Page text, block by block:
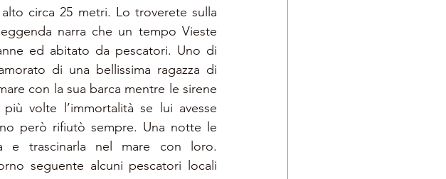
circa 25 metri. Lo troverete sulla
narra che un tempo Vieste
ed abitato da pescatori. Uno di
di una bellissima ragazza di
con la sua barca mentre le sirene
volte l’immortalità se lui avesse
però rifiutò sempre. Una notte le
e trascinarla nel mare con loro.
seguente alcuni pescatori locali